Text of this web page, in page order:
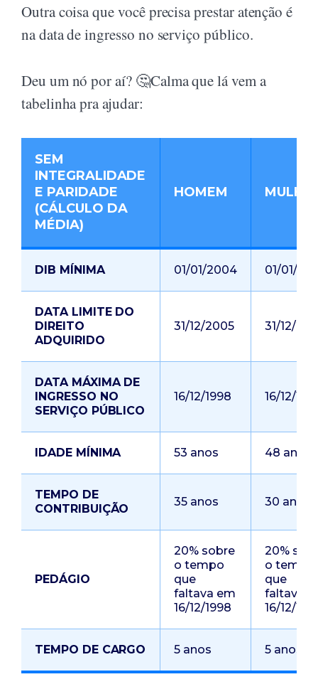
Outra coisa que você precisa prestar atenção é
na data de ingresso no serviço público.
Deu um nó por aí? 🤔Calma que lá vem a
tabelinha pra ajudar:
SEM
INTEGRALIDADE
E PARIDADE
(CÁLCULO DA
MÉDIA)
HOMEM
DIB MÍNIMA 01/01/2004 01/01/
DATA LIMITE DO
DIREITO
ADQUIRIDO
31/12/2005 31/12/
DATA MÁXIMA DE
INGRESSO NO
SERVIÇO PÚBLICO
16/12/1998 16/12/
IDADE MÍNIMA 53 anos 48 anos
TEMPO DE
CONTRIBUIÇÃO
35 anos 30 anos
PEDÁGIO
20% sobre
o tempo
que
faltava em
16/12/1998
20%
o tempo
que
faltava
16/12/
TEMPO DE CARGO 5 anos 5 anos